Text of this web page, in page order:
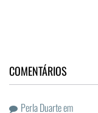
COMENTÁRIOS
Perla Duarteem